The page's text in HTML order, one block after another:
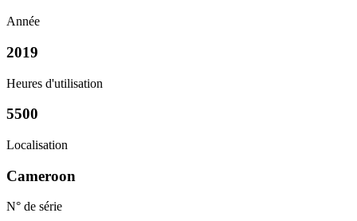
Année
2019
Heures d'utilisation
5500
Localisation
Cameroon
N° de série